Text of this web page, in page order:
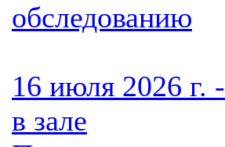
обследованию
16 июля 2026 г. -
в зале